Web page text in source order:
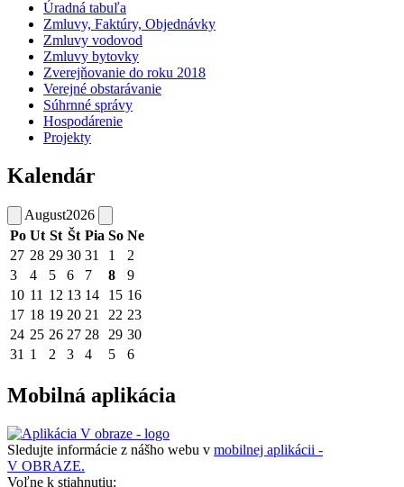
Úradná tabuľa
Zmluvy, Faktúry, Objednávky
Zmluvy vodovod
Zmluvy bytovky
Zverejňovanie do roku 2018
Verejné obstarávanie
Súhrnné správy
Hospodárenie
Projekty
Kalendár
August2026
Po Ut St Št Pia So Ne
27 28 29 30 31 1
2
3
4 5 6 7 8
9
10 11 12 13 14 15 16
17 18 19 20 21 22 23
24 25 26 27 28 29 30
31 1 2 3 4 5 6
Mobilná aplikácia
Sledujte informácie z nášho webu v mobilnej aplikácii -
V OBRAZE.
Voľne k stiahnutiu: